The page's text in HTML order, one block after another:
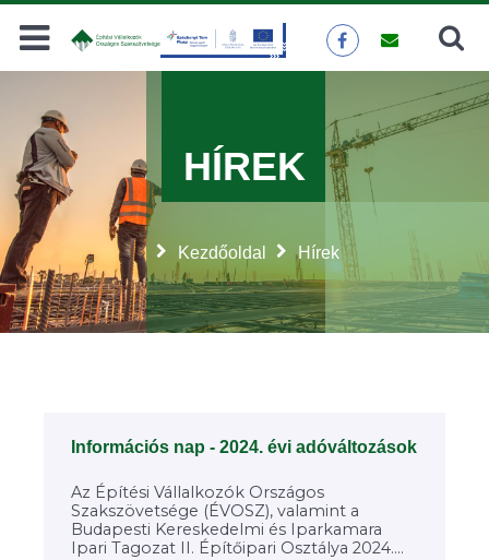
Keresés
Kezdőoldal Hírek
HÍREK
Információs nap - 2024. évi adóváltozások
Az Építési Vállalkozók Országos
Szakszövetsége (ÉVOSZ), valamint a
Budapesti Kereskedelmi és Iparkamara
Ipari Tagozat II. Építőipari Osztálya 2024....